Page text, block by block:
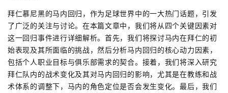
拜仁慕尼黑的马内回归，作为足球世界中的一大热门话题，引发
了广泛的关注与讨论。在本篇文章中，我们将从四个关键因素对
这一回归事件进行详细解析。首先，我们将探讨马内在拜仁的初
始表现及其所面临的挑战，然后分析马内回归的核心动力因素，
包括个人职业目标与俱乐部需求的契合。接着，我们将深入研究
拜仁队内的战术变化及其对马内回归的影响，尤其是在教练和战
术体系的调整下，马内的角色定位是否会发生变化。最后，我们